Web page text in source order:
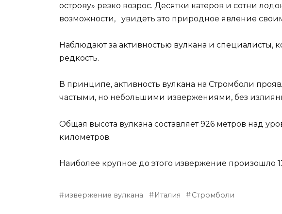
острову» резко возрос. Десятки катеров и сотни
возможности, увидеть это природное явление
Наблюдают за активностью вулкана и специалисты,
редкость.
В принципе, активность вулкана на Стромболи
частыми, но небольшими извержениями, без
Общая высота вулкана составляет 926 метров над
километров.
Наиболее крупное до этого извержение произошло
извержение вулкана Италия Стромболи